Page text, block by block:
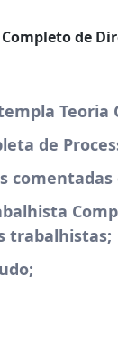
de
Teoria
de
comentadas
trabalhistas;